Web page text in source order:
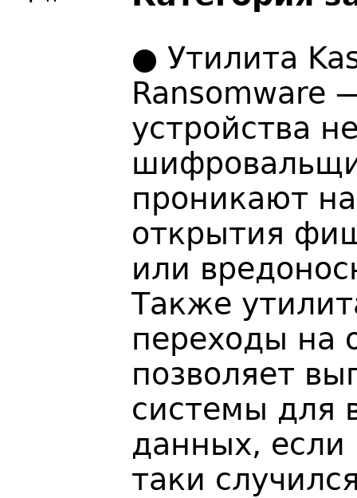
● Утилита
Ransomware
устройства
проникают
открытия
или
Также
переходы на
позволяет
системы для
данных, если
таки